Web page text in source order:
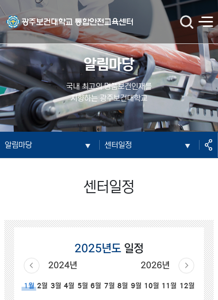
광주보건대학교 통합안전교육센터
검
전
체
메
뉴
알림마당
국내 최고의 명품보건인재를
지향하는 광주보건대학교
알림마당 센터일정
공
유
센터일정
2025년도일정
2024년 2026년
1월 2월 3월 4월 5월 6월 7월 8월 9월 10월 11월 12월